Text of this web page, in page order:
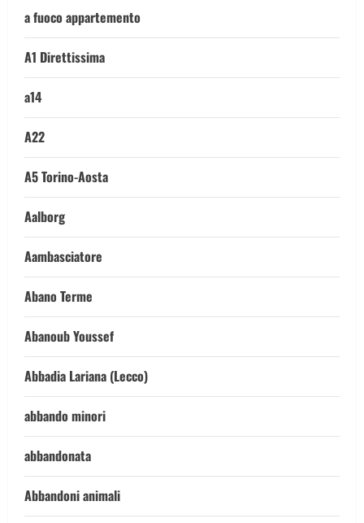
a fuoco appartemento
A1 Direttissima
a14
A22
A5 Torino-Aosta
Aalborg
Aambasciatore
Abano Terme
Abanoub Youssef
Abbadia Lariana (Lecco)
abbando minori
abbandonata
Abbandoni animali